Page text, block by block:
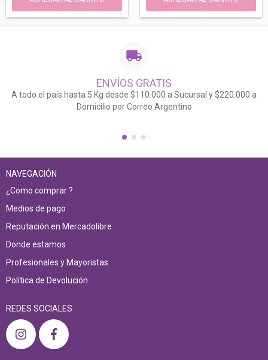
ENVÍOS GRATIS
A todo el país hasta 5 Kg desde $110.000 a Sucursal y $220.000 a
Domicilio por Correo Argentino
NAVEGACIÓN
¿Como comprar ?
Medios de pago
Reputación en Mercadolibre
Donde estamos
Profesionales y Mayoristas
Política de Devolución
REDES SOCIALES